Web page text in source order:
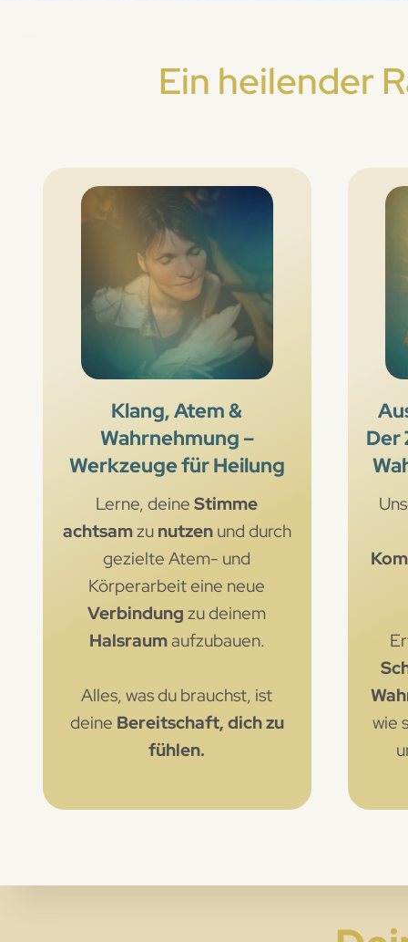
Ein heilender
Klang, Atem &
Wahrnehmung –
Werkzeuge für Heilung
Lerne, deineStimme
achtsamzu nutzenund durch
gezielte Atem- und
Körperarbeit eine neue
Verbindung zu deinem
Halsraumaufzubauen.
Alles, was du brauchst, ist
deine Bereitschaft, dich zu
fühlen.
Der
wie